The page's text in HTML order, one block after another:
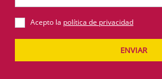
Acepto la política de privacidad
ENVIAR